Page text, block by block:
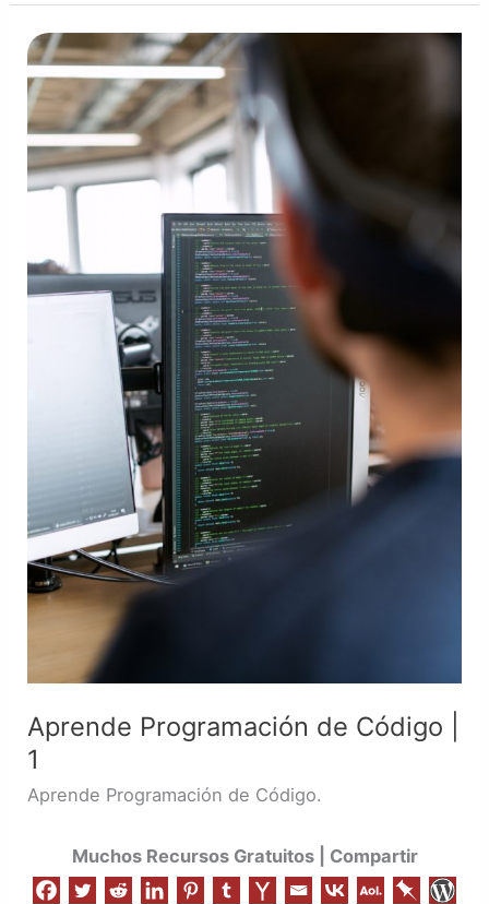
Aprende Programación de Código |
1
Aprende Programación de Código.
Muchos Recursos Gratuitos | Compartir
Aprende
Programación
de
Código
|
1